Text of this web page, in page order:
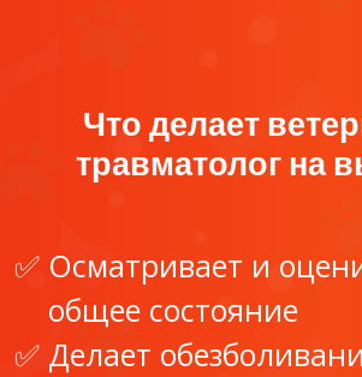
Что делает
травматолог на
Осматривает и
общее состояние
Делает